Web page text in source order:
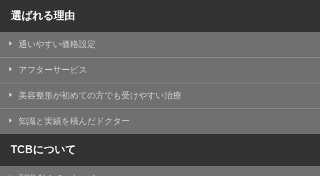
選ばれる理由
通いやすい価格設定
アフターサービス
美容整形が初めての方でも受けやすい治療
知識と実績を積んだドクター
TCBについて